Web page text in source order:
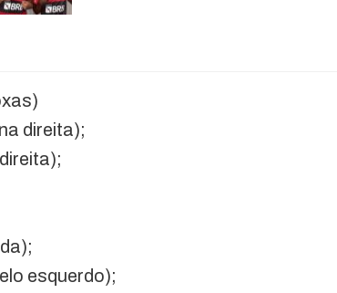
direita);
esquerdo);